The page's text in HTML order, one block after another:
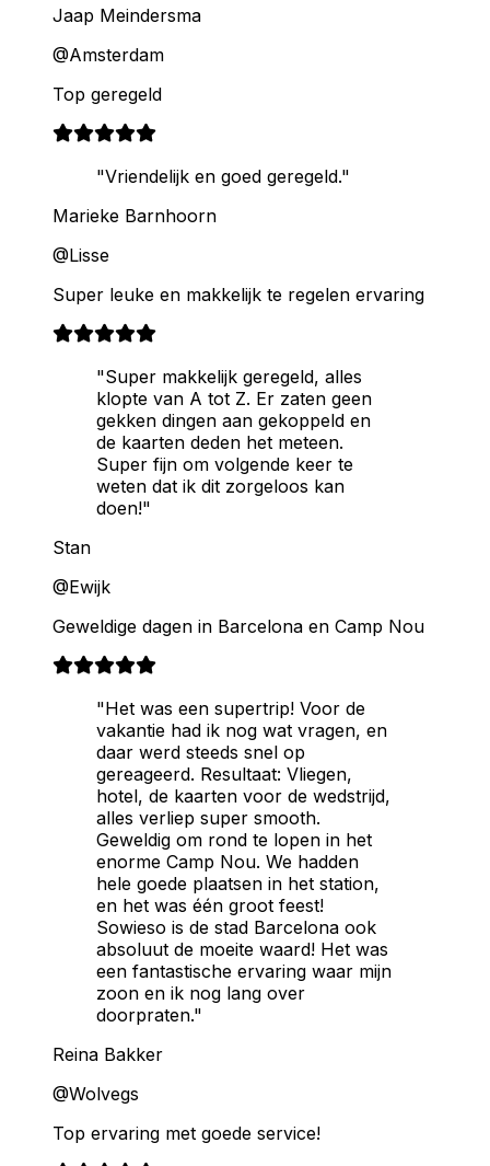
Jaap Meindersma
@Amsterdam
Top geregeld
"Vriendelijk en goed geregeld."
Marieke Barnhoorn
@Lisse
Super leuke en makkelijk te regelen ervaring
"Super makkelijk geregeld, alles
klopte van A tot Z. Er zaten geen
gekken dingen aan gekoppeld en
de kaarten deden het meteen.
Super fijn om volgende keer te
weten dat ik dit zorgeloos kan
doen!"
Stan
@Ewijk
Geweldige dagen in Barcelona en Camp Nou
"Het was een supertrip! Voor de
vakantie had ik nog wat vragen, en
daar werd steeds snel op
gereageerd. Resultaat: Vliegen,
hotel, de kaarten voor de wedstrijd,
alles verliep super smooth.
Geweldig om rond te lopen in het
enorme Camp Nou. We hadden
hele goede plaatsen in het station,
en het was één groot feest!
Sowieso is de stad Barcelona ook
absoluut de moeite waard! Het was
een fantastische ervaring waar mijn
zoon en ik nog lang over
doorpraten."
Reina Bakker
@Wolvegs
Top ervaring met goede service!